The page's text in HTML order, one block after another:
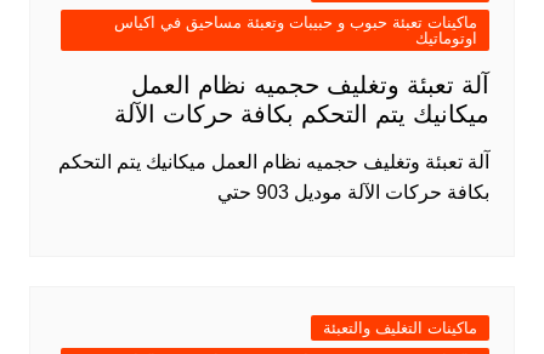
ماكينات تعبئة حبوب و حبيبات وتعبئة مساحيق في اكياس
اوتوماتيك
آلة تعبئة وتغليف حجميه نظام العمل
ميكانيك يتم التحكم بكافة حركات الآلة
آلة تعبئة وتغليف حجميه نظام العمل ميكانيك يتم التحكم
بكافة حركات الآلة موديل 903 حتي
ماكينات التغليف والتعبئة